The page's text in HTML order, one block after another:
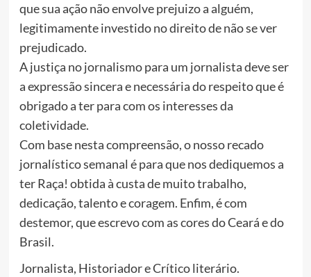
que sua ação não envolve prejuizo a alguém,
legitimamente investido no direito de não se ver
prejudicado.
A justiça no jornalismo para um jornalista deve ser
a expressão sincera e necessária do respeito que é
obrigado a ter para com os interesses da
coletividade.
Com base nesta compreensão, o nosso recado
jornalístico semanal é para que nos dediquemos a
ter Raça! obtida à custa de muito trabalho,
dedicação, talento e coragem. Enfim, é com
destemor, que escrevo com as cores do Ceará e do
Brasil.
Jornalista, Historiador e Crítico literário.